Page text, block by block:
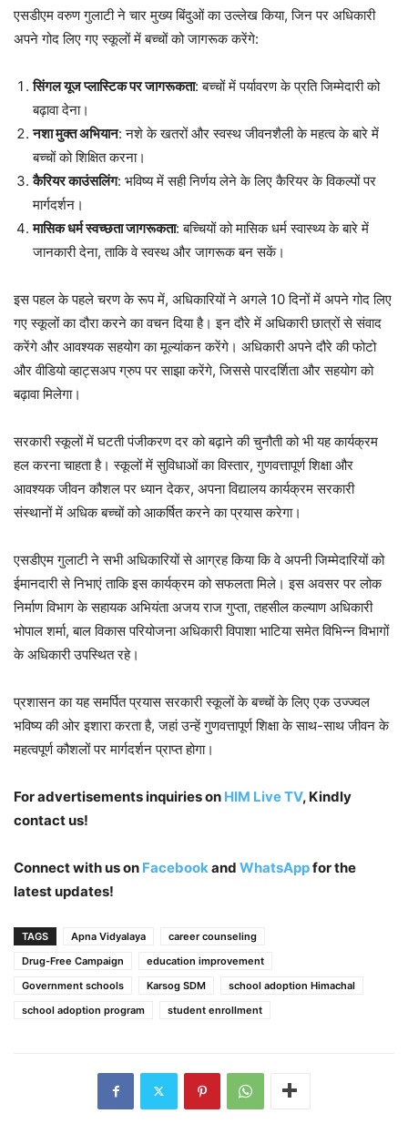
एसडीएम वरुण गुलाटी ने चार मुख्य बिंदुओं का उल्लेख किया, जिन पर अधिकारी
अपने गोद लिए गए स्कूलों में बच्चों को जागरूक करेंगे:
सिंगल यूज प्लास्टिक पर जागरूकता: बच्चों में पर्यावरण के प्रति जिम्मेदारी को
बढ़ावा देना।
नशा मुक्त अभियान: नशे के खतरों और स्वस्थ जीवनशैली के महत्व के बारे में
बच्चों को शिक्षित करना।
कैरियर काउंसलिंग: भविष्य में सही निर्णय लेने के लिए कैरियर के विकल्पों पर
मार्गदर्शन।
मासिक धर्म स्वच्छता जागरूकता: बच्चियों को मासिक धर्म स्वास्थ्य के बारे में
जानकारी देना, ताकि वे स्वस्थ और जागरूक बन सकें।
इस पहल के पहले चरण के रूप में, अधिकारियों ने अगले 10 दिनों में अपने गोद लिए
गए स्कूलों का दौरा करने का वचन दिया है। इन दौरे में अधिकारी छात्रों से संवाद
करेंगे और आवश्यक सहयोग का मूल्यांकन करेंगे। अधिकारी अपने दौरे की फोटो
और वीडियो व्हाट्सअप ग्रुप पर साझा करेंगे, जिससे पारदर्शिता और सहयोग को
बढ़ावा मिलेगा।
सरकारी स्कूलों में घटती पंजीकरण दर को बढ़ाने की चुनौती को भी यह कार्यक्रम
हल करना चाहता है। स्कूलों में सुविधाओं का विस्तार, गुणवत्तापूर्ण शिक्षा और
आवश्यक जीवन कौशल पर ध्यान देकर, अपना विद्यालय कार्यक्रम सरकारी
संस्थानों में अधिक बच्चों को आकर्षित करने का प्रयास करेगा।
एसडीएम गुलाटी ने सभी अधिकारियों से आग्रह किया कि वे अपनी जिम्मेदारियों को
ईमानदारी से निभाएं ताकि इस कार्यक्रम को सफलता मिले। इस अवसर पर लोक
निर्माण विभाग के सहायक अभियंता अजय राज गुप्ता, तहसील कल्याण अधिकारी
भोपाल शर्मा, बाल विकास परियोजना अधिकारी विपाशा भाटिया समेत विभिन्न विभागों
के अधिकारी उपस्थित रहे।
प्रशासन का यह समर्पित प्रयास सरकारी स्कूलों के बच्चों के लिए एक उज्ज्वल
भविष्य की ओर इशारा करता है, जहां उन्हें गुणवत्तापूर्ण शिक्षा के साथ-साथ जीवन के
महत्वपूर्ण कौशलों पर मार्गदर्शन प्राप्त होगा।
For advertisements inquiries on HIM Live TV, Kindly
contact us!
Connect with us on Facebook and WhatsAppfor the
latest updates!
TAGS Apna Vidyalaya
career counseling
Drug-Free Campaign
education improvement
Government schools
Karsog SDM
school adoption Himachal
school adoption program
student enrollment